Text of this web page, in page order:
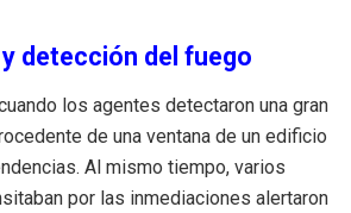
detección del fuego
los agentes detectaron una gran
de una ventana de un edificio
. Al mismo tiempo, varios
por las inmediaciones alertaron